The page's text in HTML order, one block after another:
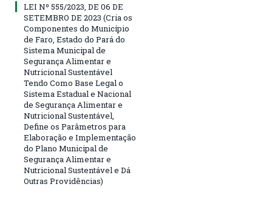
LEI Nº 555/2023, DE 06 DE
SETEMBRO DE 2023 (Cria os
Componentes do Município
de Faro, Estado do Pará do
Sistema Municipal de
Segurança Alimentar e
Nutricional Sustentável
Tendo Como Base Legal o
Sistema Estadual e Nacional
de Segurança Alimentar e
Nutricional Sustentável,
Define os Parâmetros para
Elaboração e Implementação
do Plano Municipal de
Segurança Alimentar e
Nutricional Sustentável e Dá
Outras Providências)